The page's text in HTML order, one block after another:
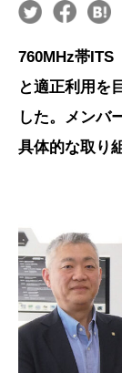
760MHz帯ITS
と適正利用を
した。メンバ
具体的な取り